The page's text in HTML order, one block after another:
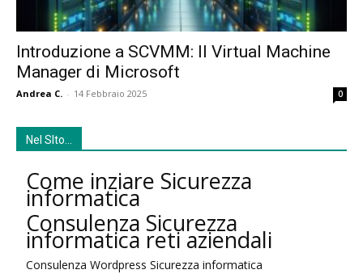
Introduzione a SCVMM: Il Virtual Machine
Manager di Microsoft
Andrea C. - 14 Febbraio 2025 0
Nel SIto…
Come inziare Sicurezza
informatica
Consulenza Sicurezza
informatica reti aziendali
Consulenza Wordpress Sicurezza informatica